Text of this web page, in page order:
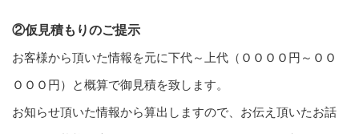
②仮見積もりのご提示
お客様から頂いた情報を元に下代～上代（ＯＯＯＯ円～ＯＯ
ＯＯＯ円）と概算で御見積を致します。
お知らせ頂いた情報から算出しますので、お伝え頂いたお話